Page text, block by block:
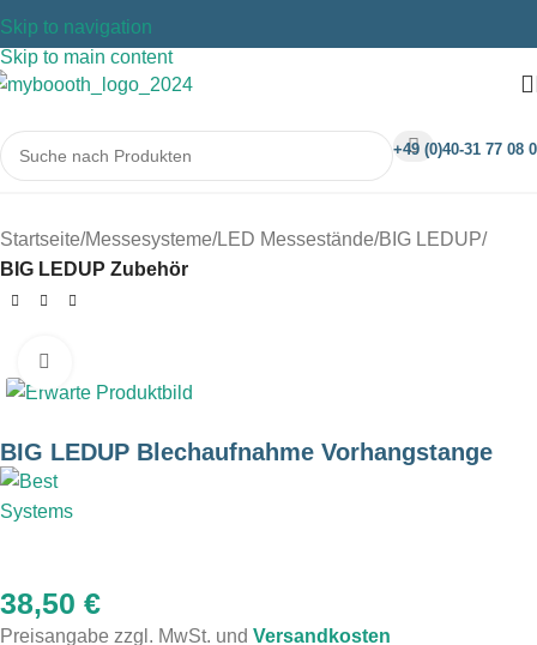
Skip to navigation
Skip to main content
+49 (0)40-31 77 08 0
Startseite Messesysteme LED Messestände BIG LEDUP
BIG LEDUP Zubehör
BIG LEDUP Blechaufnahme Vorhangstange
38,50 €
Preisangabe zzgl. MwSt. und Versandkosten